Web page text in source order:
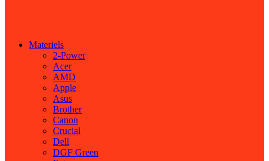
Materiels
2-Power
Acer
AMD
Apple
Asus
Brother
Canon
Crucial
Dell
DGF Green